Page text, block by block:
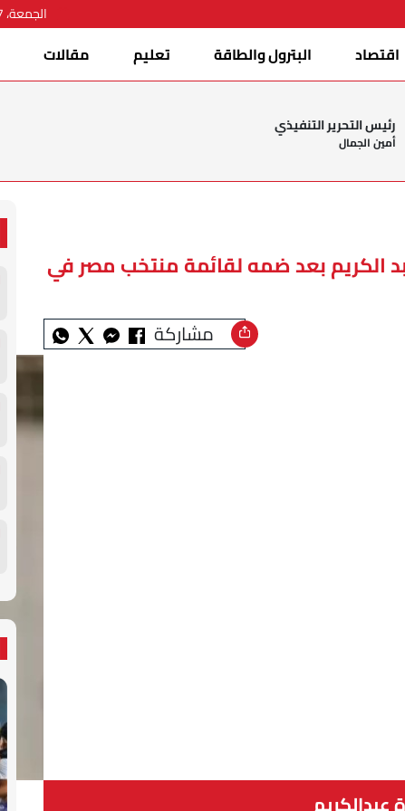
الجمعة، 07 أغسطس 2026
اقتصاد البترول والطاقة تعليم مقالات
رئيس التحرير التنفيذي
أمين الجمال
بعد ضمه لقائمة منتخب مصر في
مشاركة
عبدالكريم